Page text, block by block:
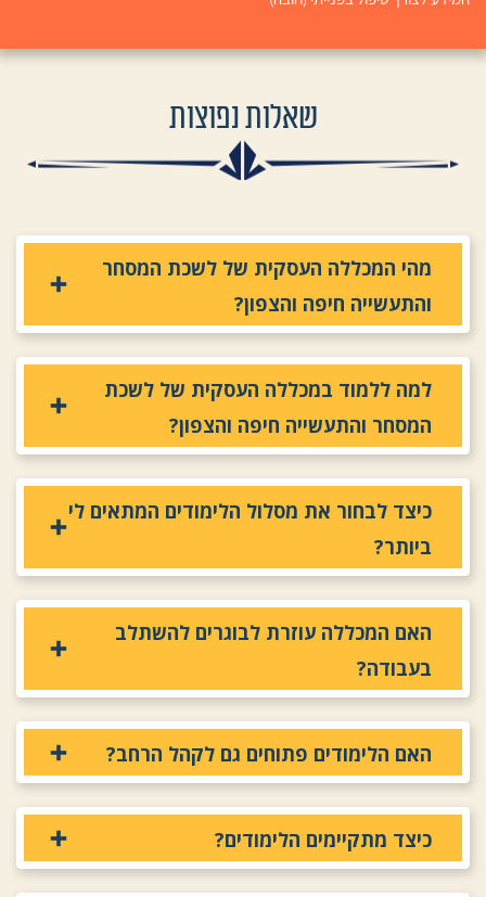
שאלות נפוצות
מהי המכללה העסקית של לשכת המסחר
והתעשייה חיפה והצפון?
למה ללמוד במכללה העסקית של לשכת
המסחר והתעשייה חיפה והצפון?
כיצד לבחור את מסלול הלימודים המתאים לי
ביותר?
האם המכללה עוזרת לבוגרים להשתלב
בעבודה?
האם הלימודים פתוחים גם לקהל הרחב?
כיצד מתקיימים הלימודים?